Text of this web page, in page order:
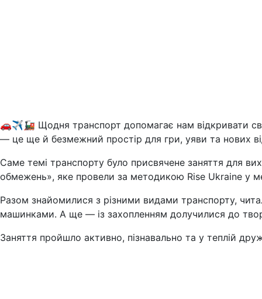
🚗✈️🚂 Щодня транспорт допомагає нам відкривати
— це ще й безмежний простір для гри, уяви та нових
Саме темі транспорту було присвячене заняття для
обмежень», яке провели за методикою Rise Ukraine у
Разом знайомилися з різними видами транспорту,
машинками. А ще — із захопленням долучилися до
Заняття пройшло активно, пізнавально та у теплій